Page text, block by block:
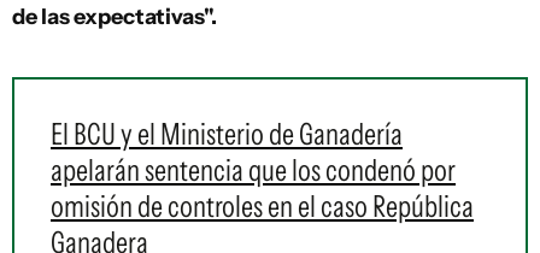
de las expectativas".
El BCU y el Ministerio de Ganadería
apelarán sentencia que los condenó por
omisión de controles en el caso República
Ganadera